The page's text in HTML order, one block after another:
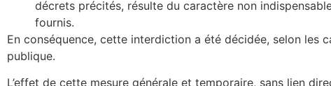
décrets précités, résulte du caractère non
fournis.
En conséquence, cette interdiction a été décidée, selon les
publique.
L’effet de cette mesure générale et temporaire, sans lien